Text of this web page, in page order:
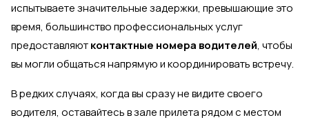
испытываете значительные задержки, превышающие это
время, большинство профессиональных услуг
предоставляютконтактные номера водителей, чтобы
вы могли общаться напрямую и координировать встречу.
В редких случаях, когда вы сразу не видите своего
водителя, оставайтесь в зале прилета рядом с местом